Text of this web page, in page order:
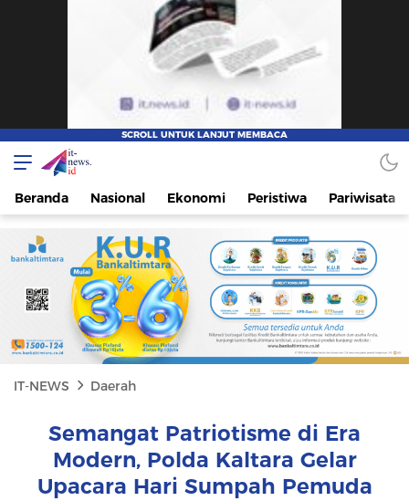
IT-NEWS
Update Cepat, Cerdas, dan Terpercaya
Beranda Nasional Ekonomi Peristiwa Pariwisata
IT-NEWS Daerah
Semangat Patriotisme di Era
Modern, Polda Kaltara Gelar
Upacara Hari Sumpah Pemuda